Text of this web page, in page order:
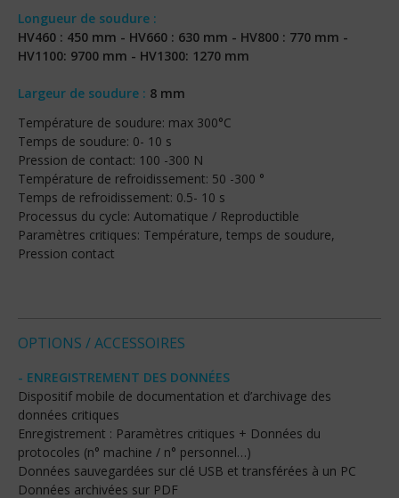
Longueur de soudure :
HV460 : 450 mm - HV660 : 630 mm - HV800 : 770 mm -
HV1100: 9700 mm - HV1300: 1270 mm
Largeur de soudure : 8 mm
Température de soudure: max 300°C
Temps de soudure: 0- 10 s
Pression de contact: 100 -300 N
Température de refroidissement: 50 -300 °
Temps de refroidissement: 0.5- 10 s
Processus du cycle: Automatique / Reproductible
Paramètres critiques: Température, temps de soudure,
Pression contact
OPTIONS / ACCESSOIRES
- ENREGISTREMENT DES DONNÉES
Dispositif mobile de documentation et d’archivage des
données critiques
Enregistrement : Paramètres critiques + Données du
protocoles (n° machine / n° personnel…)
Données sauvegardées sur clé USB et transférées à un PC
Données archivées sur PDF